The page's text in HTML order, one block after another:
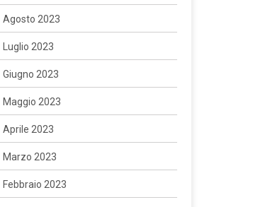
Agosto 2023
Luglio 2023
Giugno 2023
Maggio 2023
Aprile 2023
Marzo 2023
Febbraio 2023